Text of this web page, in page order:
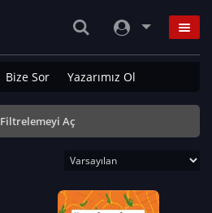
Bize Sor Yazarımız Ol
Filtrelemeyi Aç